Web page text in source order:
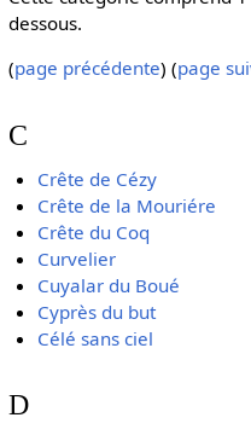
dessous.
(page précédente) (page
C
Crête de Cézy
Crête de la Mouriére
Crête du Coq
Curvelier
Cuyalar du Boué
Cyprès du but
Célé sans ciel
D